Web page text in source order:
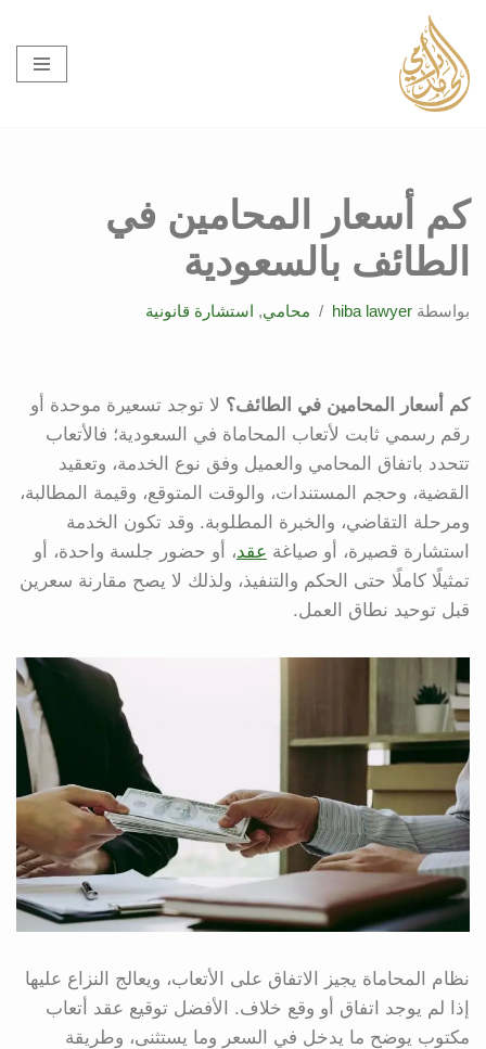
تخطى
إلى
المحتوى
كم أسعار المحامين في
الطائف بالسعودية
بواسطة hiba lawyer محامي, استشارة قانونية
كم أسعار المحامين في الطائف؟ لا توجد تسعيرة موحدة أو
رقم رسمي ثابت لأتعاب المحاماة في السعودية؛ فالأتعاب
تتحدد باتفاق المحامي والعميل وفق نوع الخدمة، وتعقيد
القضية، وحجم المستندات، والوقت المتوقع، وقيمة المطالبة،
ومرحلة التقاضي، والخبرة المطلوبة. وقد تكون الخدمة
استشارة قصيرة، أو صياغة عقد، أو حضور جلسة واحدة، أو
تمثيلًا كاملًا حتى الحكم والتنفيذ، ولذلك لا يصح مقارنة سعرين
قبل توحيد نطاق العمل.
نظام المحاماة يجيز الاتفاق على الأتعاب، ويعالج النزاع عليها
إذا لم يوجد اتفاق أو وقع خلاف. الأفضل توقيع عقد أتعاب
مكتوب يوضح ما يدخل في السعر وما يستثنى، وطريقة